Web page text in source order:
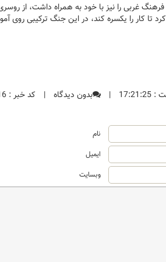
غربی را نیز با خود به همراه داشت، از
تا کار را یکسره کند، در این جنگ ترکیبی
| بدون دیدگاه | کد خبر : 3616
نام
ایمیل
وبسایت